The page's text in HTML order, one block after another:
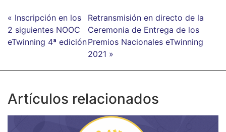
« Inscripción en los
2 siguientes NOOC
eTwinning 4ª edición
Retransmisión en directo de la
Ceremonia de Entrega de los
Premios Nacionales eTwinning
2021 »
Artículos relacionados